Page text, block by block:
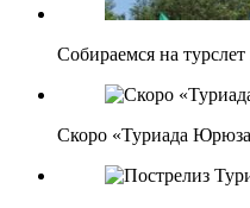
Собираемся на
Скоро «Туриада